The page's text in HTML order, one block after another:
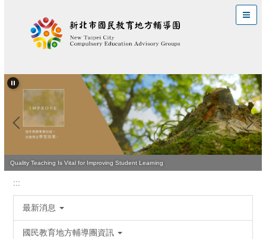
區
Quality Teaching Is Vital for Improving Student Learning
:::
最新消息
國民教育地方輔導團資訊